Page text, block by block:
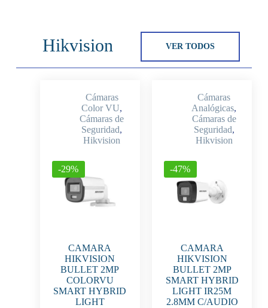
Hikvision VER TODOS
Cámaras
Color VU,
Cámaras de
Seguridad,
Hikvision
-29%
CAMARA
HIKVISION
BULLET 2MP
COLORVU
SMART HYBRID
LIGHT
Cámaras
Analógicas,
Cámaras de
Seguridad,
Hikvision
-47%
CAMARA
HIKVISION
BULLET 2MP
SMART HYBRID
LIGHT IR25M
2.8MM C/AUDIO